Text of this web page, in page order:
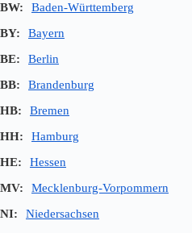
BW:
Baden-Württemberg
BY:
Bayern
BE:
Berlin
BB:
Brandenburg
HB:
Bremen
HH:
Hamburg
HE:
Hessen
MV:
Mecklenburg-Vorpommern
NI:
Niedersachsen